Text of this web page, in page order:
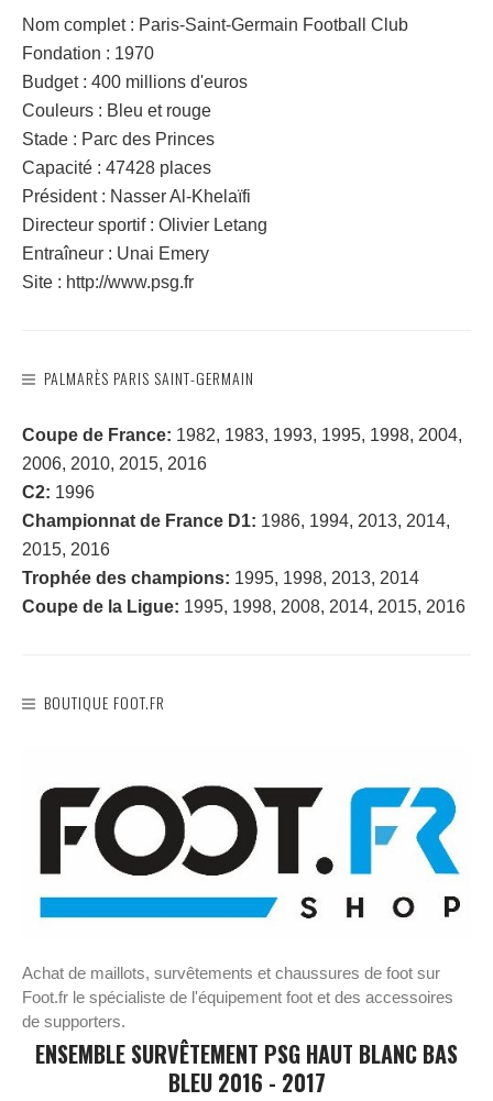
Nom complet : Paris-Saint-Germain Football Club
Fondation : 1970
Budget : 400 millions d'euros
Couleurs : Bleu et rouge
Stade : Parc des Princes
Capacité : 47428 places
Président : Nasser Al-Khelaïfi
Directeur sportif : Olivier Letang
Entraîneur : Unai Emery
Site : http://www.psg.fr
PALMARÈS PARIS SAINT-GERMAIN
Coupe de France: 1982, 1983, 1993, 1995, 1998, 2004,
2006, 2010, 2015, 2016
C2: 1996
Championnat de France D1: 1986, 1994, 2013, 2014,
2015, 2016
Trophée des champions: 1995, 1998, 2013, 2014
Coupe de la Ligue: 1995, 1998, 2008, 2014, 2015, 2016
BOUTIQUE FOOT.FR
Achat de maillots, survêtements et chaussures de foot sur
Foot.fr le spécialiste de l'équipement foot et des accessoires
de supporters.
ENSEMBLE SURVÊTEMENT PSG HAUT BLANC BAS
BLEU 2016 - 2017